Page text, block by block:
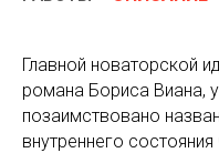
Главной новаторской
романа Бориса Виана,
позаимствовано
внутреннего